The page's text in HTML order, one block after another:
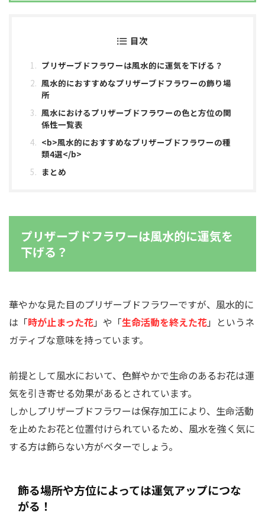
目次
プリザーブドフラワーは風水的に運気を下げる？
風水的におすすめなプリザーブドフラワーの飾り場
所
風水におけるプリザーブドフラワーの色と方位の関
係性一覧表
<b>風水的におすすめなプリザーブドフラワーの種
類4選</b>
まとめ
プリザーブドフラワーは風水的に運気を
下げる？
華やかな見た目のプリザーブドフラワーですが、風水的に
は「時が止まった花」や「生命活動を終えた花」というネ
ガティブな意味を持っています。
前提として風水において、色鮮やかで生命のあるお花は運
気を引き寄せる効果があるとされています。
しかしプリザーブドフラワーは保存加工により、生命活動
を止めたお花と位置付けられているため、風水を強く気に
する方は飾らない方がベターでしょう。
飾る場所や方位によっては運気アップにつな
がる！